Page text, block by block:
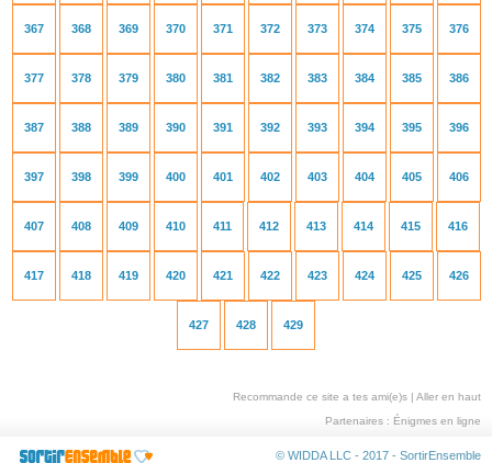
367 368 369 370 371 372 373 374 375 376
377 378 379 380 381 382 383 384 385 386
387 388 389 390 391 392 393 394 395 396
397 398 399 400 401 402 403 404 405 406
407 408 409 410 411 412 413 414 415 416
417 418 419 420 421 422 423 424 425 426
427 428 429
Recommande ce site a tes ami(e)s
Aller en haut
Partenaires : Énigmes en ligne
© WIDDA LLC - 2017 - SortirEnsemble